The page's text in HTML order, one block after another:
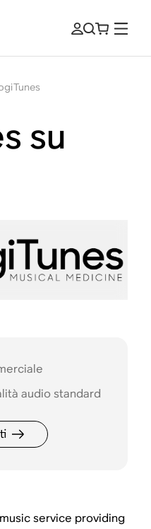
su
audio standard
service providing